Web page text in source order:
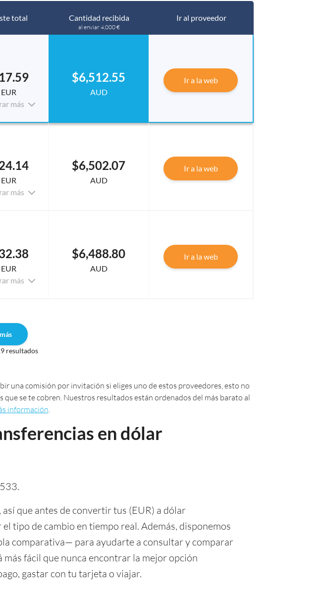
total Cantidad recibida
al enviar 4,000 €
Ir al proveedor
EUR
más
$6,512.55
AUD
Ir a la web
EUR
más
$6,502.07
AUD
Ir a la web
EUR
más
$6,488.80
AUD
Ir a la web
resultados
una comisión por invitación si eliges uno de estos proveedores, esto no
se te cobren. Nuestros resultados están ordenados del más barato al
información.
en dólar
que antes de convertir tus (EUR) a dólar
tipo de cambio en tiempo real. Además, disponemos
comparativa— para ayudarte a consultar y comparar
fácil que nunca encontrar la mejor opción
gastar con tu tarjeta o viajar.